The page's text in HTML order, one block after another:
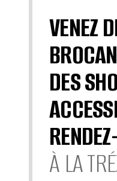
VENEZ
DES
À LA